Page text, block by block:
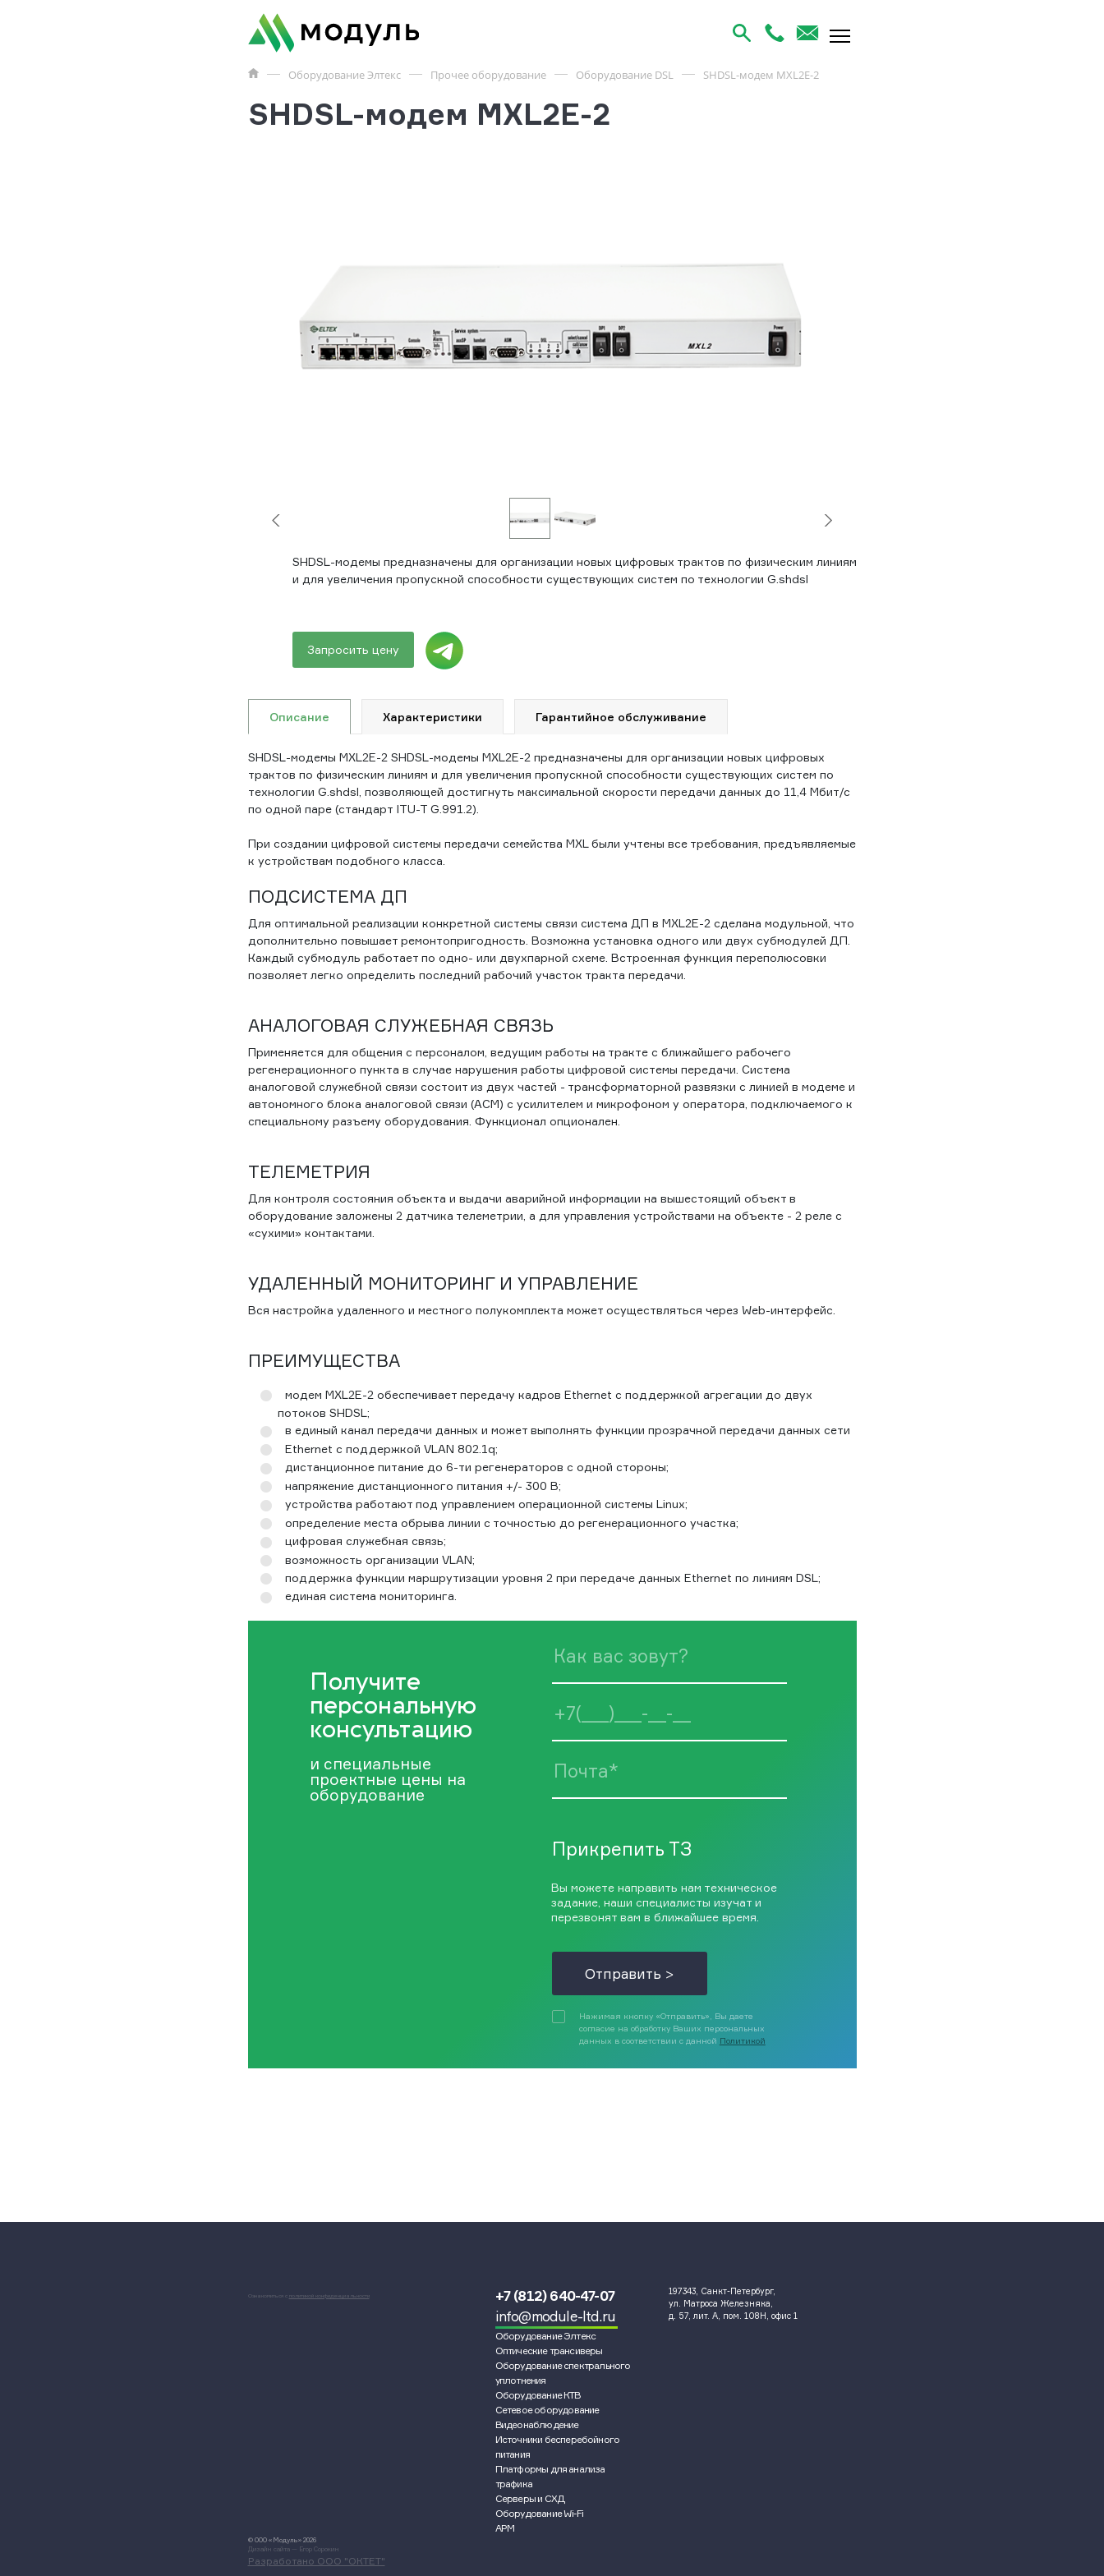
Оборудование Элтекс Прочее оборудование Оборудование DSL SHDSL-модем MXL2E-2
SHDSL-модем MXL2E-2
SHDSL-модемы предназначены для организации новых цифровых трактов по физическим линиям
и для увеличения пропускной способности существующих систем по технологии G.shdsl
Запросить цену
Описание Характеристики Гарантийное обслуживание
SHDSL-модемы MXL2Е-2 SHDSL-модемы MXL2E-2 предназначены для организации новых цифровых
трактов по физическим линиям и для увеличения пропускной способности существующих систем по
технологии G.shdsl, позволяющей достигнуть максимальной скорости передачи данных до 11,4 Мбит/с
по одной паре (стандарт ITU-T G.991.2).
При создании цифровой системы передачи семейства MXL были учтены все требования, предъявляемые
к устройствам подобного класса.
ПОДСИСТЕМА ДП
Для оптимальной реализации конкретной системы связи система ДП в MXL2E-2 сделана модульной, что
дополнительно повышает ремонтопригодность. Возможна установка одного или двух субмодулей ДП.
Каждый субмодуль работает по одно- или двухпарной схеме. Встроенная функция переполюсовки
позволяет легко определить последний рабочий участок тракта передачи.
АНАЛОГОВАЯ СЛУЖЕБНАЯ СВЯЗЬ
Применяется для общения с персоналом, ведущим работы на тракте с ближайшего рабочего
регенерационного пункта в случае нарушения работы цифровой системы передачи. Система
аналоговой служебной связи состоит из двух частей - трансформаторной развязки с линией в модеме и
автономного блока аналоговой связи (АСМ) с усилителем и микрофоном у оператора, подключаемого к
специальному разъему оборудования. Функционал опционален.
ТЕЛЕМЕТРИЯ
Для контроля состояния объекта и выдачи аварийной информации на вышестоящий объект в
оборудование заложены 2 датчика телеметрии, а для управления устройствами на объекте - 2 реле с
«сухими» контактами.
УДАЛЕННЫЙ МОНИТОРИНГ И УПРАВЛЕНИЕ
Вся настройка удаленного и местного полукомплекта может осуществляться через Web-интерфейс.
ПРЕИМУЩЕСТВА
модем MXL2E-2 обеспечивает передачу кадров Ethernet с поддержкой агрегации до двух
потоков SHDSL;
в единый канал передачи данных и может выполнять функции прозрачной передачи данных сети
Ethernet с поддержкой VLAN 802.1q;
дистанционное питание до 6-ти регенераторов с одной стороны;
напряжение дистанционного питания +/- 300 В;
устройства работают под управлением операционной системы Linux;
определение места обрыва линии с точностью до регенерационного участка;
цифровая служебная связь;
возможность организации VLAN;
поддержка функции маршрутизации уровня 2 при передаче данных Ethernet по линиям DSL;
единая система мониторинга.
Получите
персональную
консультацию
и специальные
проектные цены на
оборудование
Прикрепить ТЗ
Вы можете направить нам техническое
задание, наши специалисты изучат и
перезвонят вам в ближайшее время.
Отправить >
Нажимая кнопку «Отправить», Вы даете
согласие на обработку Ваших персональных
данных в соответствии с данной Политикой
Ознакомиться с политикой конфиденциальности
+7 (812) 640-47-07
info@module-ltd.ru
Оборудование Элтекс
Оптические трансиверы
Оборудование спектрального
уплотнения
Оборудование КТВ
Сетевое оборудование
Видеонаблюдение
Источники бесперебойного
питания
Платформы для анализа
трафика
Серверы и СХД
Оборудование Wi-Fi
АРМ
197343, Санкт-Петербург,
ул. Матроса Железняка,
д. 57, лит. А, пом. 108Н, офис 1
© ООО «Модуль» 2026
Дизайн сайта — Егор Сорокин
Разработано ООО "ОКТЕТ"